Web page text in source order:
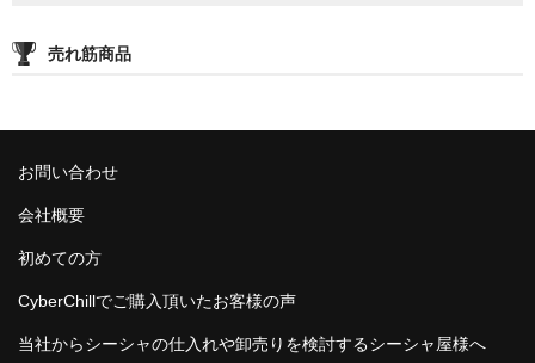
売れ筋商品
お問い合わせ
会社概要
初めての方
CyberChillでご購入頂いたお客様の声
当社からシーシャの仕入れや卸売りを検討するシーシャ屋様へ